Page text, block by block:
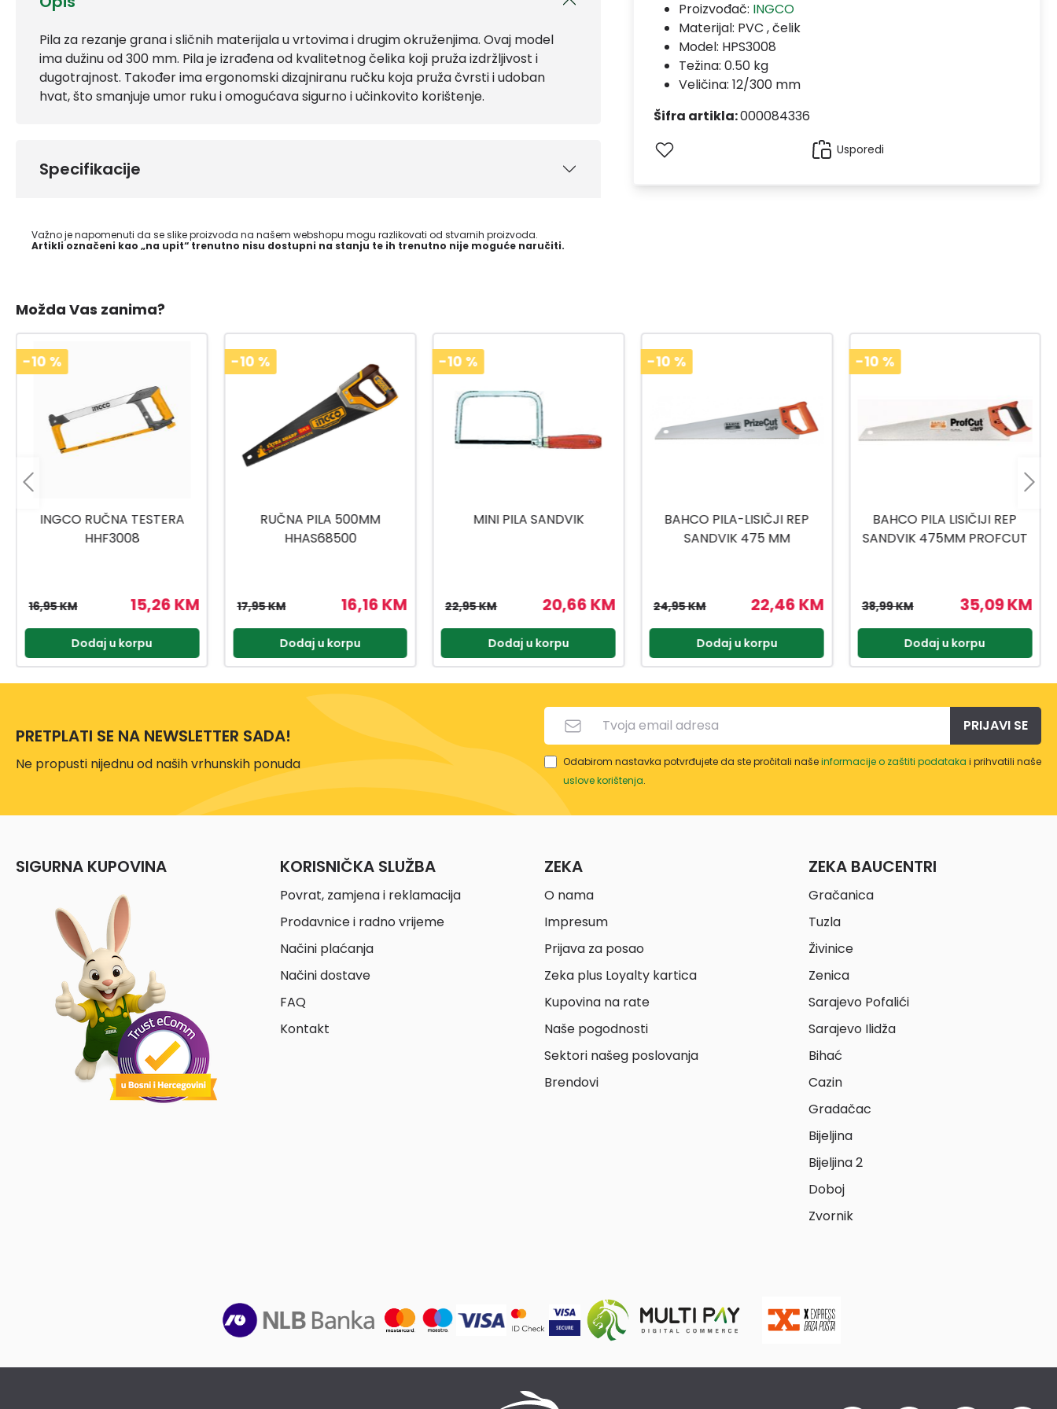
Pila za rezanje grana i sličnih materijala u vrtovima i drugim okruženjima. Ovaj model
ima dužinu od 300 mm. Pila je izrađena od kvalitetnog čelika koji pruža izdržljivost i
dugotrajnost. Također ima ergonomski dizajniranu ručku koja pruža čvrsti i udoban
hvat, što smanjuje umor ruku i omogućava sigurno i učinkovito korištenje.
Specifikacije
Važno je napomenuti da se slike proizvoda na našem webshopu mogu razlikovati od stvarnih proizvoda.
Artikli označeni kao „na upit“ trenutno nisu dostupni na stanju te ih trenutno nije moguće naručiti.
Proizvođač: INGCO
Materijal: PVC , čelik
Model: HPS3008
Težina: 0.50 kg
Veličina: 12/300 mm
Šifra artikla:000084336
Usporedi
Možda Vas zanima?
-10 %
RUČNA PILA 500MM
HHAS68500
16,16 KM
17,95 KM
Dodaj u korpu
-10 %
MINI PILA SANDVIK
20,66 KM
22,95 KM
Dodaj u korpu
-10 %
BAHCO PILA-LISIČJI REP
22,46 KM
24,95 KM
Dodaj u korpu
-10 %
BAHCO PILA LISIČIJI REP
SANDVIK 475MM PROFCUT
35,09 KM
38,99 KM
Dodaj u korpu
-10 %
INGCO PILA ZA REGIPS
12,300MM HCS3008
7,11 KM
7,90 KM
Dodaj u korpu
PRETPLATI SE NA NEWSLETTER SADA!
Ne propusti nijednu od naših vrhunskih ponuda
PRIJAVI SE
Odabirom nastavka potvrđujete da ste pročitali našeinformacije o zaštiti podataka i prihvatili naše
uslove korištenja.
SIGURNA KUPOVINA KORISNIČKA SLUŽBA
Povrat, zamjena i reklamacija
Prodavnice i radno vrijeme
Načini plaćanja
Načini dostave
FAQ
Kontakt
ZEKA
O nama
Impresum
Prijava za posao
Zeka plus Loyalty kartica
Kupovina na rate
Naše pogodnosti
Sektori našeg poslovanja
Brendovi
ZEKA BAUCENTRI
Gračanica
Tuzla
Živinice
Zenica
Sarajevo Pofalići
Sarajevo Ilidža
Bihać
Cazin
Gradačac
Bijeljina
Bijeljina 2
Doboj
Zvornik